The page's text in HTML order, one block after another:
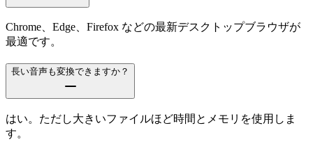
Chrome、Edge、Firefox などの最新デスクトップブラウザが
最適です。
長い音声も変換できますか？
はい。ただし大きいファイルほど時間とメモリを使用しま
す。